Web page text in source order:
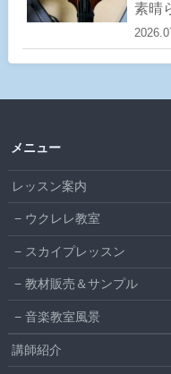
素晴
メニュー
レッスン案内
ウクレレ教室
スカイプレッスン
教材販売＆サンプル
音楽教室風景
講師紹介